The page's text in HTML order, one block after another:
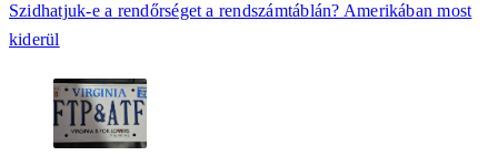
Szidhatjuk-e a rendőrséget a rendszámtáblán? Amerikában most
kiderül